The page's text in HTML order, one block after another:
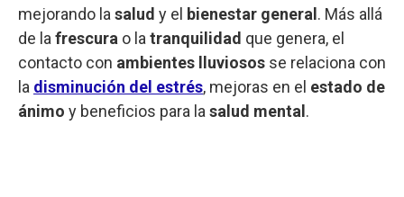
mejorando la salud y el bienestar general . Más allá
de la frescura o la tranquilidad que genera, el
contacto con ambientes lluviosos se relaciona con
la disminución del estrés, mejoras en el estado de
ánimo y beneficios para la salud mental .